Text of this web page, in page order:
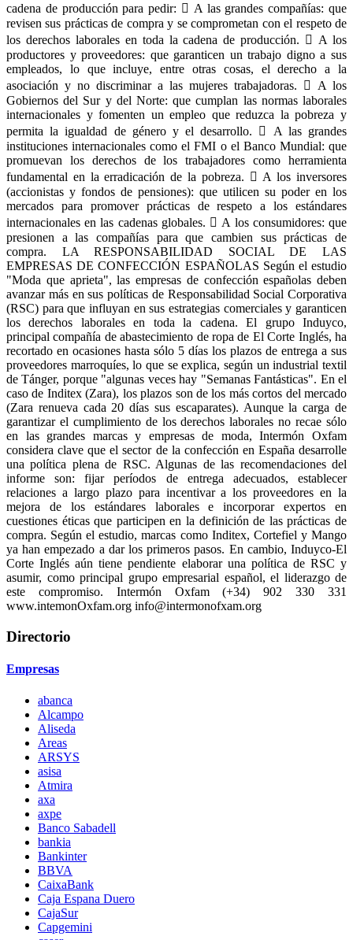
cadena de producción para pedir:  A las grandes compañías: que
revisen sus prácticas de compra y se comprometan con el respeto de
los derechos laborales en toda la cadena de producción.  A los
productores y proveedores: que garanticen un trabajo digno a sus
empleados, lo que incluye, entre otras cosas, el derecho a la
asociación y no discriminar a las mujeres trabajadoras.  A los
Gobiernos del Sur y del Norte: que cumplan las normas laborales
internacionales y fomenten un empleo que reduzca la pobreza y
permita la igualdad de género y el desarrollo.  A las grandes
instituciones internacionales como el FMI o el Banco Mundial: que
promuevan los derechos de los trabajadores como herramienta
fundamental en la erradicación de la pobreza.  A los inversores
(accionistas y fondos de pensiones): que utilicen su poder en los
mercados para promover prácticas de respeto a los estándares
internacionales en las cadenas globales.  A los consumidores: que
presionen a las compañías para que cambien sus prácticas de
compra. LA RESPONSABILIDAD SOCIAL DE LAS
EMPRESAS DE CONFECCIÓN ESPAÑOLAS Según el estudio
"Moda que aprieta", las empresas de confección españolas deben
avanzar más en sus políticas de Responsabilidad Social Corporativa
(RSC) para que influyan en sus estrategias comerciales y garanticen
los derechos laborales en toda la cadena. El grupo Induyco,
principal compañía de abastecimiento de ropa de El Corte Inglés, ha
recortado en ocasiones hasta sólo 5 días los plazos de entrega a sus
proveedores marroquíes, lo que se explica, según un industrial textil
de Tánger, porque "algunas veces hay "Semanas Fantásticas". En el
caso de Inditex (Zara), los plazos son de los más cortos del mercado
(Zara renueva cada 20 días sus escaparates). Aunque la carga de
garantizar el cumplimiento de los derechos laborales no recae sólo
en las grandes marcas y empresas de moda, Intermón Oxfam
considera clave que el sector de la confección en España desarrolle
una política plena de RSC. Algunas de las recomendaciones del
informe son: fijar períodos de entrega adecuados, establecer
relaciones a largo plazo para incentivar a los proveedores en la
mejora de los estándares laborales e incorporar expertos en
cuestiones éticas que participen en la definición de las prácticas de
compra. Según el estudio, marcas como Inditex, Cortefiel y Mango
ya han empezado a dar los primeros pasos. En cambio, Induyco-El
Corte Inglés aún tiene pendiente elaborar una política de RSC y
asumir, como principal grupo empresarial español, el liderazgo de
este compromiso. Intermón Oxfam (+34) 902 330 331
www.intemonOxfam.org info@intermonofxam.org
Directorio
Empresas
abanca
Alcampo
Aliseda
Areas
ARSYS
asisa
Atmira
axa
axpe
Banco Sabadell
bankia
Bankinter
BBVA
CaixaBank
Caja Espana Duero
CajaSur
Capgemini